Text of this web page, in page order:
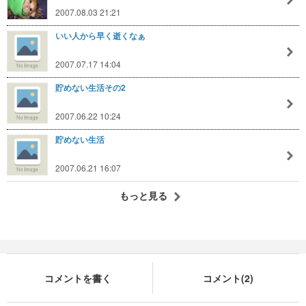
2007.08.03 21:21
いい人から早く逝くなぁ
2007.07.17 14:04
貯めない生活その2
2007.06.22 10:24
貯めない生活
2007.06.21 16:07
もっと見る
コメントを書く コメント(2)